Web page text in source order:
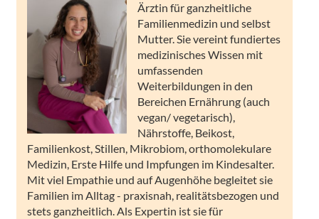
Ärztin für ganzheitliche
Familienmedizin und selbst
Mutter. Sie vereint fundiertes
medizinisches Wissen mit
umfassenden
Weiterbildungen in den
Bereichen Ernährung (auch
vegan/ vegetarisch),
Nährstoffe, Beikost,
Familienkost, Stillen, Mikrobiom, orthomolekulare
Medizin, Erste Hilfe und Impfungen im Kindesalter.
Mit viel Empathie und auf Augenhöhe begleitet sie
Familien im Alltag - praxisnah, realitätsbezogen und
stets ganzheitlich. Als Expertin ist sie für